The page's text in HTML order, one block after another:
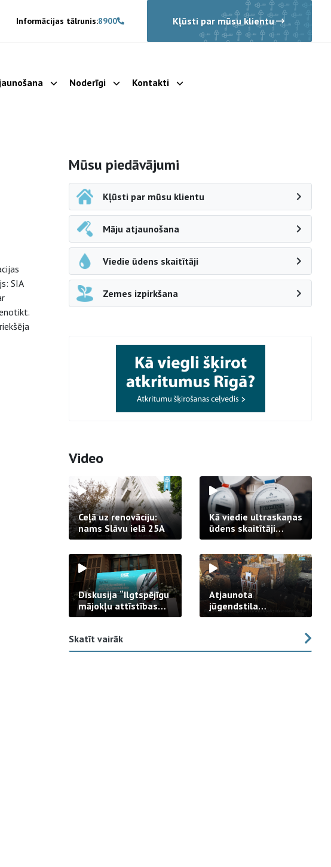
Informācijas tālrunis:8900 Kļūsti par mūsu klientu
Parādīt apakšizvēlni
Noderīgi Parādīt apakšizvēlni
Kontakti Parādīt apakšizvēlni
SIA
Sāna navigācija
Mūsu piedāvājumi
Kļūsti par mūsu klientu
Māju atjaunošana
Viedie ūdens skaitītāji
Zemes izpirkšana
Video
Ceļā uz renovāciju:
nams Slāvu ielā 25A
Kā viedie ultraskaņas
ūdens skaitītāji
strādā praksē
Diskusija “Ilgtspējīgu
mājokļu attīstības
izaicinājums”
Atjaunota
jūgendstila
arhitektūras pērles
Skatīt vairāk